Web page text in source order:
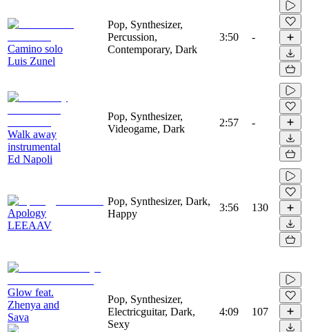
Camino solo
Luis Zunel
Pop, Synthesizer,
Percussion,
Contemporary, Dark
3:50 -
Walk away
instrumental
Ed Napoli
Pop, Synthesizer,
Videogame, Dark
2:57 -
Apology
LEEAAV
Pop, Synthesizer, Dark,
Happy
3:56 130
Glow feat.
Zhenya and
Sava
Pop, Synthesizer,
Electricguitar, Dark,
Sexy
4:09 107